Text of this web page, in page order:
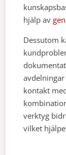
hjälp av
Dessutom
kontakt
verktyg
vilket